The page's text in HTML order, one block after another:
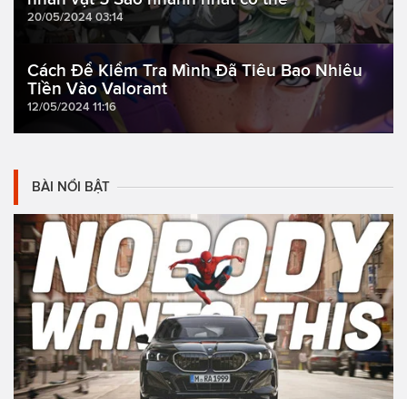
20/05/2024 03:14
Cách Để Kiểm Tra Mình Đã Tiêu Bao Nhiêu
Tiền Vào Valorant
12/05/2024 11:16
BÀI NỔI BẬT